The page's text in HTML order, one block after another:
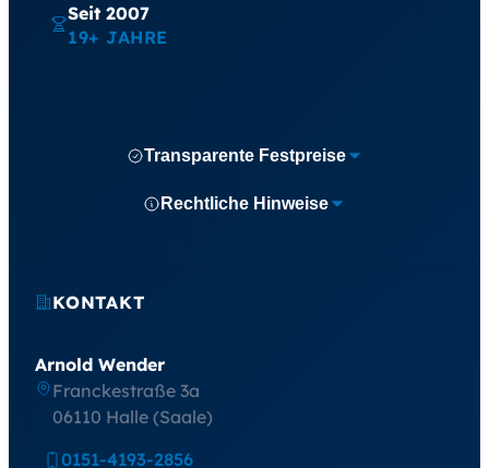
Seit 2007
19+ JAHRE
Transparente Festpreise
Rechtliche Hinweise
KONTAKT
Arnold Wender
Franckestraße 3a
06110 Halle (Saale)
0151-4193-2856